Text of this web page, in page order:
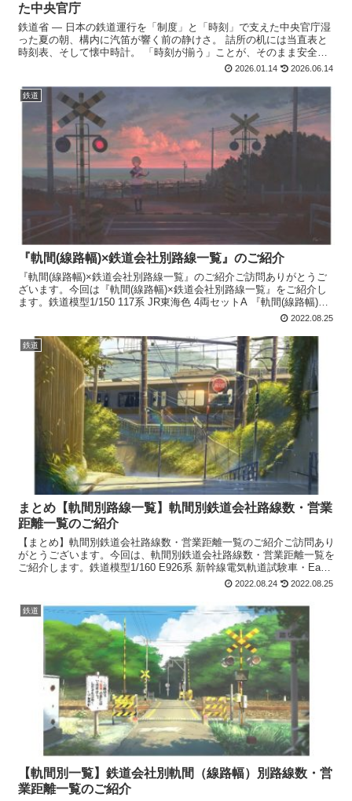
た中央官庁
鉄道省 ― 日本の鉄道運行を「制度」と「時刻」で支えた中央官庁湿
った夏の朝、構内に汽笛が響く前の静けさ。 詰所の机には当直表と
時刻表、そして懐中時計。 「時刻が揃う」ことが、そのまま安全に
なる現場です。鉄道省とは鉄道省は、 日本の鉄道を国家...
2026.01.14 2026.06.14
鉄道
『軌間(線路幅)×鉄道会社別路線一覧』のご紹介
『軌間(線路幅)×鉄道会社別路線一覧』のご紹介ご訪問ありがとうご
ざいます。今回は『軌間(線路幅)×鉄道会社別路線一覧』をご紹介し
ます。鉄道模型1/150 117系 JR東海色 4両セットA 『軌間(線路幅)別
2022.08.25
鉄道
まとめ【軌間別路線一覧】軌間別鉄道会社路線数・営業
距離一覧のご紹介
【まとめ】軌間別鉄道会社路線数・営業距離一覧のご紹介ご訪問あり
がとうございます。今回は、軌間別鉄道会社路線数・営業距離一覧を
ご紹介します。鉄道模型1/160 E926系 新幹線電気軌道試験車・East-i
2022.08.24 2022.08.25
鉄道
【軌間別一覧】鉄道会社別軌間（線路幅）別路線数・営
業距離一覧のご紹介